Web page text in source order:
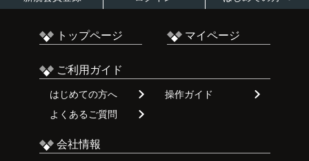
トップページ マイページ
ご利用ガイド
はじめての方へ
操作ガイド
よくあるご質問
会社情報